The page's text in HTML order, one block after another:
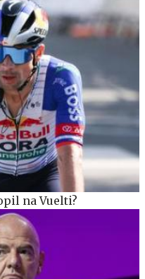
na Vuelti?